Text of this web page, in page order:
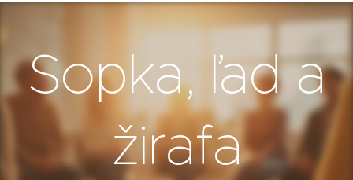
Sopka, ľad a
žirafa